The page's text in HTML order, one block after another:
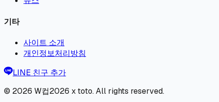
기타
사이트 소개
개인정보처리방침
LINE 친구 추가
© 2026 W컵2026 x toto. All rights reserved.